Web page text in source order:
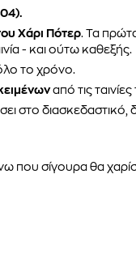
Χάρι Πότερ. Τα
- και ούτω καθεξής.
το χρόνο.
από τις
στο διασκεδαστικό,
που σίγουρα θα